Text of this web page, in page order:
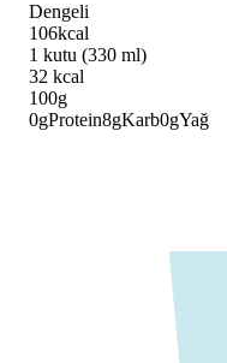
Dengeli
106kcal
1 kutu (330 ml)
32 kcal
100g
0gProtein8gKarb0gYağ